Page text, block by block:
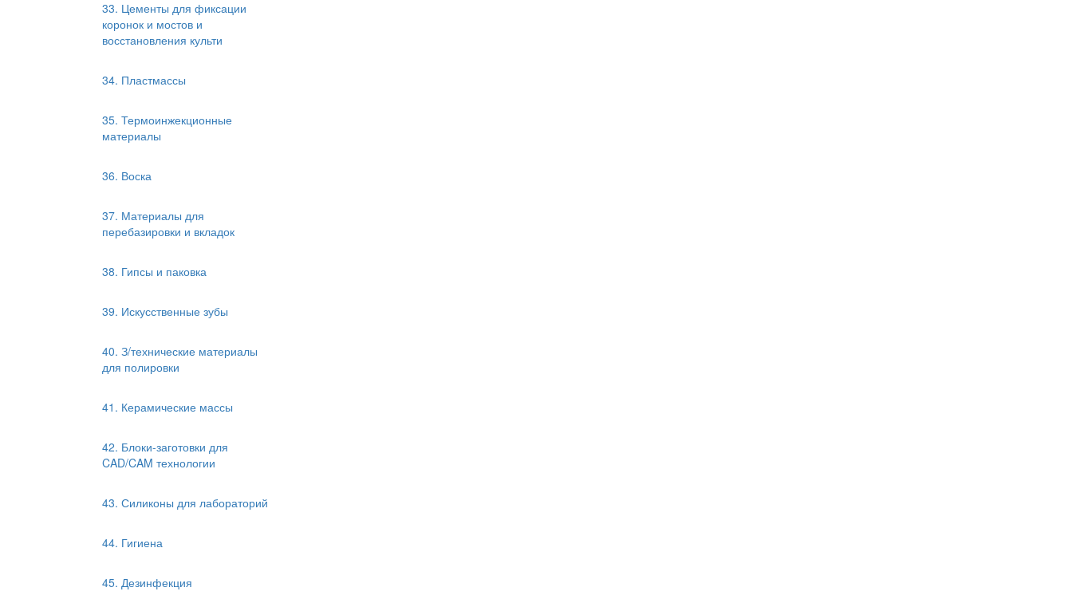
33. Цементы для фиксации
коронок и мостов и
восстановления культи
34. Пластмассы
35. Термоинжекционные
материалы
36. Воска
37. Материалы для
перебазировки и вкладок
38. Гипсы и паковка
39. Искусственные зубы
40. З/технические материалы
для полировки
41. Керамические массы
42. Блоки-заготовки для
CAD/CAM технологии
43. Силиконы для лабораторий
44. Гигиена
45. Дезинфекция